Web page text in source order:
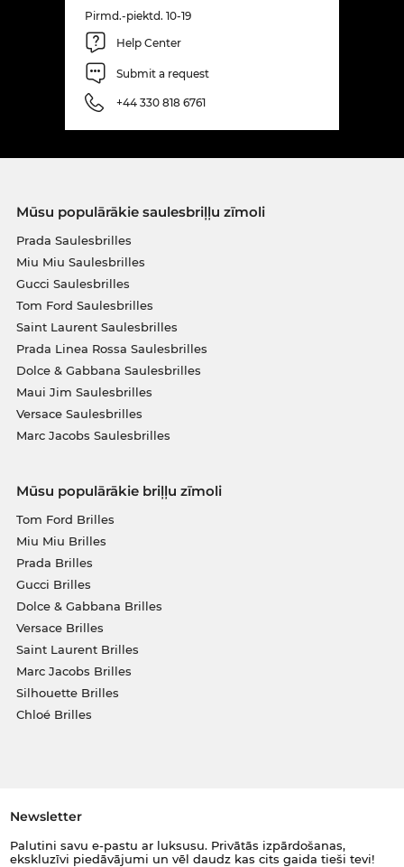
Pirmd.-piektd. 10-19
Help Center
Submit a request
+44 330 818 6761
Mūsu populārākie saulesbriļļu zīmoli
Prada Saulesbrilles
Miu Miu Saulesbrilles
Gucci Saulesbrilles
Tom Ford Saulesbrilles
Saint Laurent Saulesbrilles
Prada Linea Rossa Saulesbrilles
Dolce & Gabbana Saulesbrilles
Maui Jim Saulesbrilles
Versace Saulesbrilles
Marc Jacobs Saulesbrilles
Mūsu populārākie briļļu zīmoli
Tom Ford Brilles
Miu Miu Brilles
Prada Brilles
Gucci Brilles
Dolce & Gabbana Brilles
Versace Brilles
Saint Laurent Brilles
Marc Jacobs Brilles
Silhouette Brilles
Chloé Brilles
Newsletter
Palutini savu e-pastu ar luksusu. Privātās izpārdošanas,
ekskluzīvi piedāvājumi un vēl daudz kas cits gaida tieši tevi!